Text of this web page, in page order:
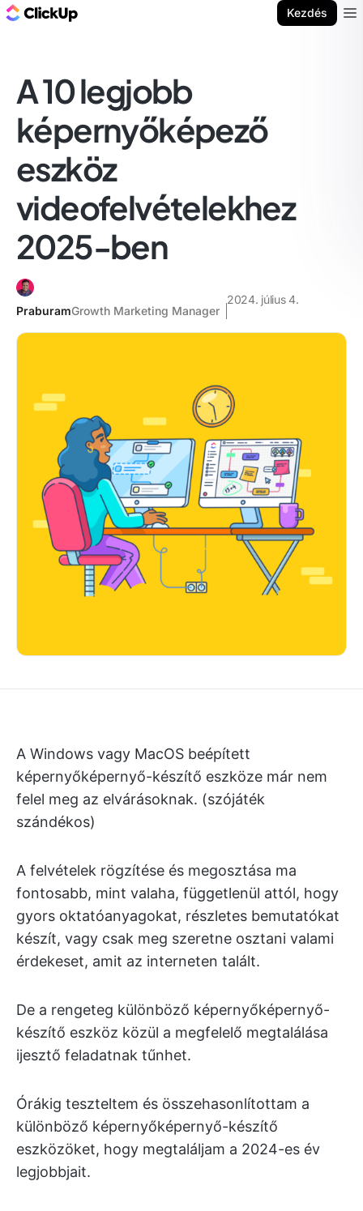
Kezdés
A 10 legjobb
képernyőképező
eszköz
videofelvételekhez
2025-ben
PraburamGrowth Marketing Manager
2024. július 4.
A Windows vagy MacOS beépített
képernyőképernyő-készítő eszköze már nem
felel meg az elvárásoknak. (szójáték
szándékos)
A felvételek rögzítése és megosztása ma
fontosabb, mint valaha, függetlenül attól, hogy
gyors oktatóanyagokat, részletes bemutatókat
készít, vagy csak meg szeretne osztani valami
érdekeset, amit az interneten talált.
De a rengeteg különböző képernyőképernyő-
készítő eszköz közül a megfelelő megtalálása
ijesztő feladatnak tűnhet.
Órákig teszteltem és összehasonlítottam a
különböző képernyőképernyő-készítő
eszközöket, hogy megtaláljam a 2024-es év
legjobbjait.